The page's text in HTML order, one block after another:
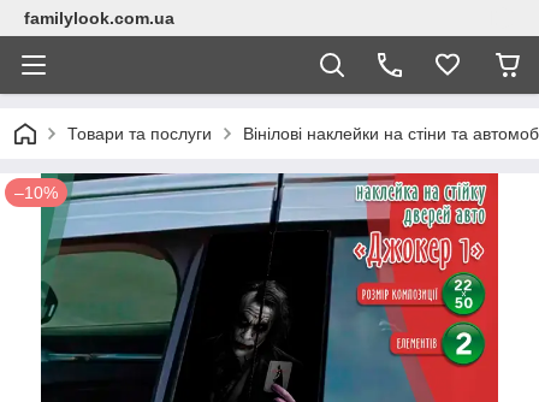
familylook.com.ua
Товари та послуги Вінілові наклейки на стіни та
–10%